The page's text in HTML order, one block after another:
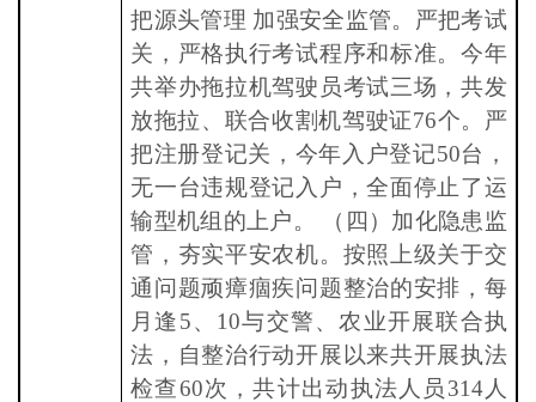
把源头管理 加强安全监管。严把考试
关，严格执行考试程序和标准。今年
共举办拖拉机驾驶员考试三场，共发
放拖拉、联合收割机驾驶证76个。严
把注册登记关，今年入户登记50台，
无一台违规登记入户，全面停止了运
输型机组的上户。 （四）加化隐患监
管，夯实平安农机。按照上级关于交
通问题顽瘴痼疾问题整治的安排，每
月逢5、10与交警、农业开展联合执
法，自整治行动开展以来共开展执法
检查60次，共计出动执法人员314人